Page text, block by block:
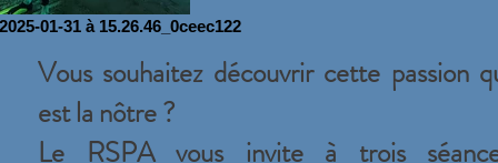
Vous souhaitez découvrir cette passion
est la nôtre ?
Le RSPA vous invite à trois
01-31 à 15.26.46_0ceec122